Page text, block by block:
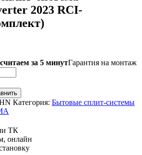
2023 RCI-
за 5 минутГарантия на монтаж
Категория: Бытовые сплит-системы
ТК
онлайн